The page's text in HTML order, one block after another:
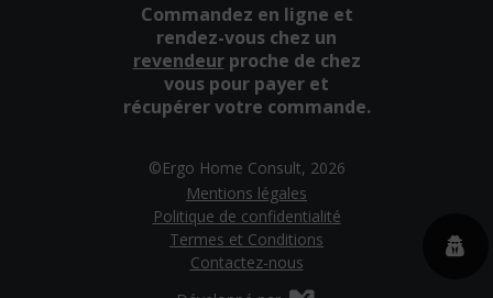
Commandez en ligne et
rendez-vous chez un
revendeurproche de chez
vous pour payer et
récupérer votre commande.
©Ergo Home Consult, 2026
Mentions légales
Politique de confidentialité
Termes et Conditions
Contactez-nous